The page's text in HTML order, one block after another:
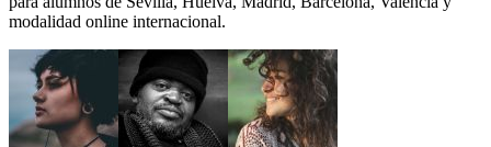
modalidad online internacional.